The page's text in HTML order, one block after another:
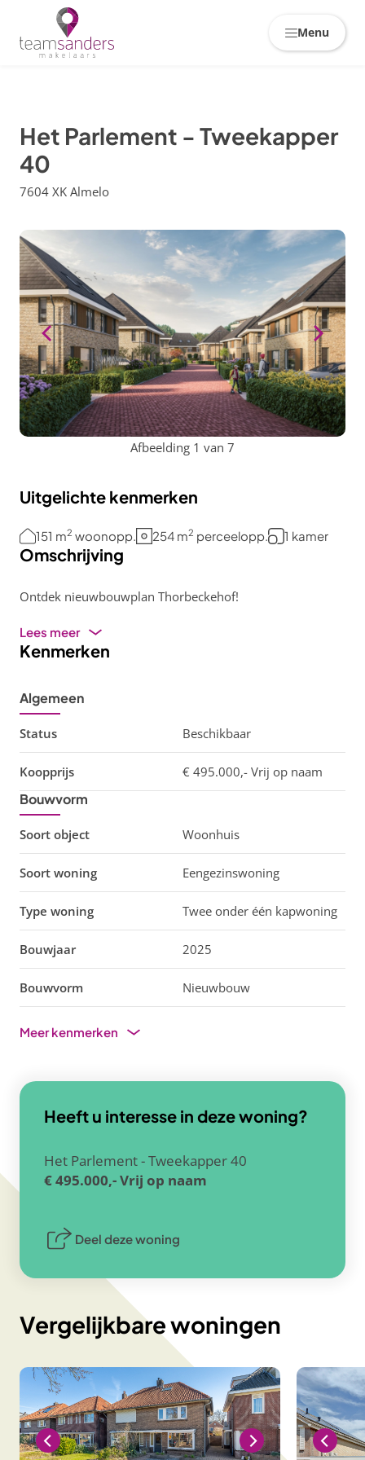
Menu
Het Parlement - Tweekapper
40
7604 XK Almelo
Afbeelding 1 van 7
Uitgelichte kenmerken
151 m2 woonopp. 254 m2 perceelopp. 1 kamer
Omschrijving
Ontdek nieuwbouwplan Thorbeckehof!
Lees meer
Kenmerken
Algemeen
Status Beschikbaar
Koopprijs € 495.000,- Vrij op naam
Bouwvorm
Soort object Woonhuis
Soort woning Eengezinswoning
Type woning Twee onder één kapwoning
Bouwjaar 2025
Bouwvorm Nieuwbouw
Meer kenmerken
Heeft u interesse in deze woning?
Het Parlement - Tweekapper 40
€ 495.000,-Vrij op naam
Deel deze woning
Vergelijkbare woningen